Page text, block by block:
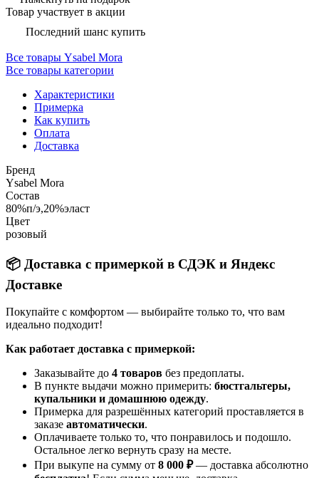
Товар участвует в акции
Последний шанс купить
Все товары Ysabel Mora
Все товары категории
Характеристики
Примерка
Как купить
Оплата
Доставка
Бренд
Ysabel Mora
Состав
80%п/э,20%эласт
Цвет
розовый
📦 Доставка с примеркой в СДЭК и Яндекс
Доставке
Покупайте с комфортом — выбирайте только то, что вам
идеально подходит!
Как работает доставка с примеркой:
Заказывайте до 4 товаров без предоплаты.
В пункте выдачи можно примерить: бюстгальтеры,
купальники и домашнюю одежду.
Примерка для разрешённых категорий проставляется в
заказе автоматически.
Оплачиваете только то, что понравилось и подошло.
Остальное легко вернуть сразу на месте.
При выкупе на сумму от 8 000 ₽— доставка абсолютно